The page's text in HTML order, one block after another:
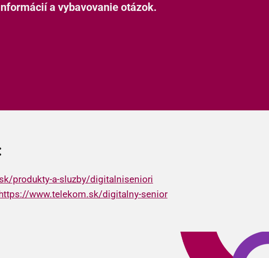
a vybavovanie otázok.
produkty-a-sluzby/digitalniseniori
www.telekom.sk/digitalny-senior